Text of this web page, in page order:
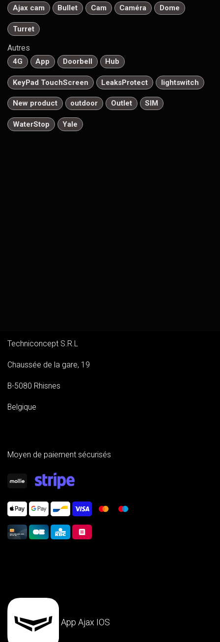
Ajax cam Bullet Cam Caméra Dome
Turret
Autres
4G App Doorbell Hub
KeyPad TouchScreen LeaksProtect lightswitch
New product outdoor Outlet SIM
WaterStop Yale
Techniconcept S.R.L
Chaussée de la gare, 19
B-5080 Rhisnes
Belgique
Moyen de paiement sécurisés
App Ajax IOS